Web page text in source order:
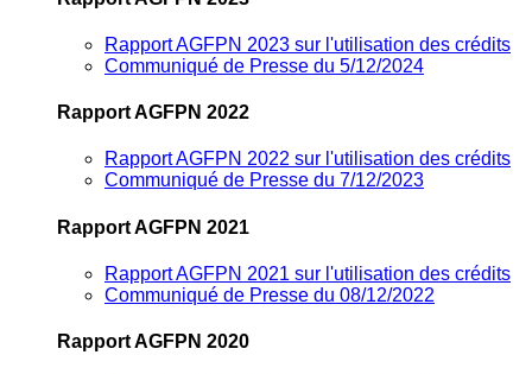
Rapport AGFPN 2023 sur l'utilisation des crédits
Communiqué de Presse du 5/12/2024
Rapport AGFPN 2022
Rapport AGFPN 2022 sur l'utilisation des crédits
Communiqué de Presse du 7/12/2023
Rapport AGFPN 2021
Rapport AGFPN 2021 sur l'utilisation des crédits
Communiqué de Presse du 08/12/2022
Rapport AGFPN 2020